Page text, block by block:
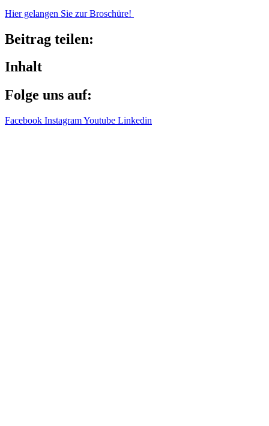
Hier gelan­gen Sie zur Broschüre!
Beitrag teilen:
Inhalt
Folge uns auf:
Facebook InstagramYoutube Linkedin